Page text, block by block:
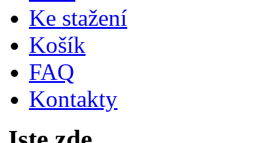
Ke stažení
Košík
FAQ
Kontakty